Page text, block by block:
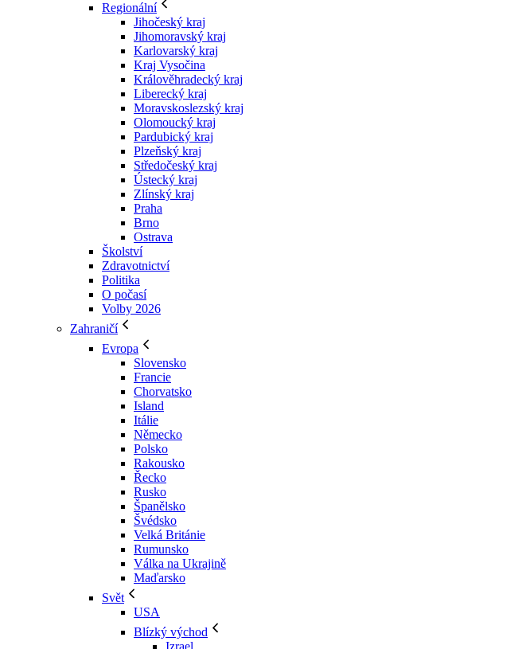
Regionální
Jihočeský kraj
Jihomoravský kraj
Karlovarský kraj
Kraj Vysočina
Králověhradecký kraj
Liberecký kraj
Moravskoslezský kraj
Olomoucký kraj
Pardubický kraj
Plzeňský kraj
Středočeský kraj
Ústecký kraj
Zlínský kraj
Praha
Brno
Ostrava
Školství
Zdravotnictví
Politika
O počasí
Volby 2026
Zahraničí
Evropa
Slovensko
Francie
Chorvatsko
Island
Itálie
Německo
Polsko
Rakousko
Řecko
Rusko
Španělsko
Švédsko
Velká Británie
Rumunsko
Válka na Ukrajině
Maďarsko
Svět
USA
Blízký východ
Izrael